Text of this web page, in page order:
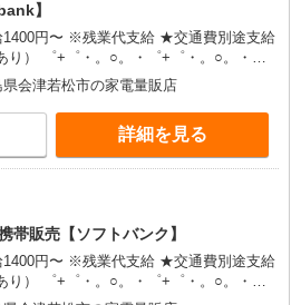
】
1400円〜 ※残業代支給 ★交通費別途支給
゜+゜・。○。・゜
い金10万円支給(規定有) お友達を紹介
センティブ支給(規定有) ★月2回払
い可能（規程有）★ ゜・。○。・゜
。・゜+゜
県会津若松市の家電量販店
詳細を見る
帯販売【ソフトバンク】
1400円〜 ※残業代支給 ★交通費別途支給
゜+゜・。○。・゜
い金10万円支給(規定有) お友達を紹介